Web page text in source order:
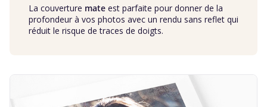
La couverture mate est parfaite pour donner de la
profondeur à vos photos avec un rendu sans reflet qui
réduit le risque de traces de doigts.